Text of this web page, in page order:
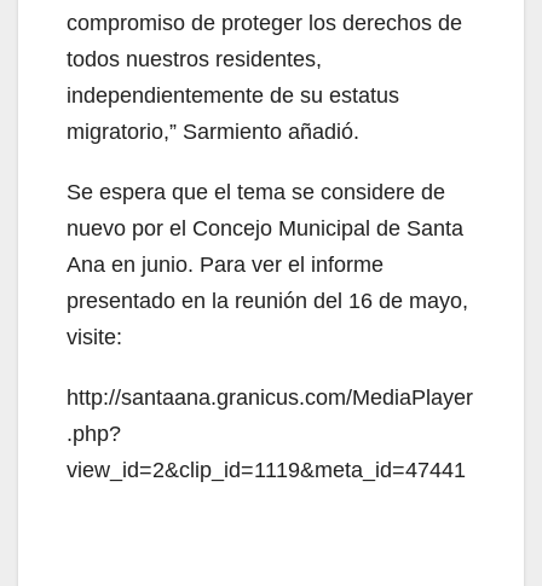
compromiso de proteger los derechos de
todos nuestros residentes,
independientemente de su estatus
migratorio,” Sarmiento añadió.
Se espera que el tema se considere de
nuevo por el Concejo Municipal de Santa
Ana en junio. Para ver el informe
presentado en la reunión del 16 de mayo,
visite:
http://santaana.granicus.com/MediaPlayer
.php?
view_id=2&clip_id=1119&meta_id=47441